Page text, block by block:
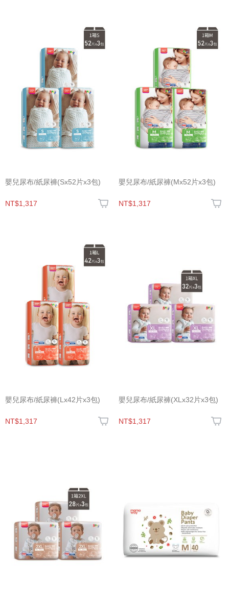
嬰兒尿布/紙尿褲(Sx52片x3包)
NT$1,317
嬰兒尿布/紙尿褲(Mx52片x3包)
NT$1,317
嬰兒尿布/紙尿褲(Lx42片x3包)
NT$1,317
嬰兒尿布/紙尿褲(XLx32片x3包)
NT$1,317